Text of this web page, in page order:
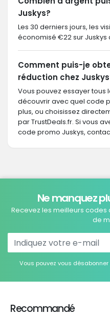
Juskys?
Les 30 derniers jours, les
économisé €22 sur Juskys
Comment puis-je
réduction chez
Vous pouvez essayer tous
découvrir avec quel code
plus, ou choisissez
par TrustDeals.fr. Si vous
code promo Juskys,
Ne manquez
Recevez les meilleurs
de
Vous pouvez vous
Recommandé